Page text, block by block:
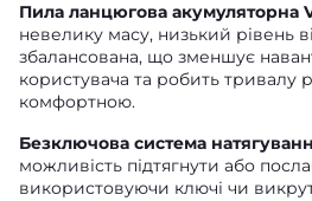
Пила ланцюгова акумуляторна
невелику масу, низький рівень
збалансована, що зменшує
користувача та робить тривалу
комфортною.
Безключова система
можливість підтягнути або
використовуючи ключі чи